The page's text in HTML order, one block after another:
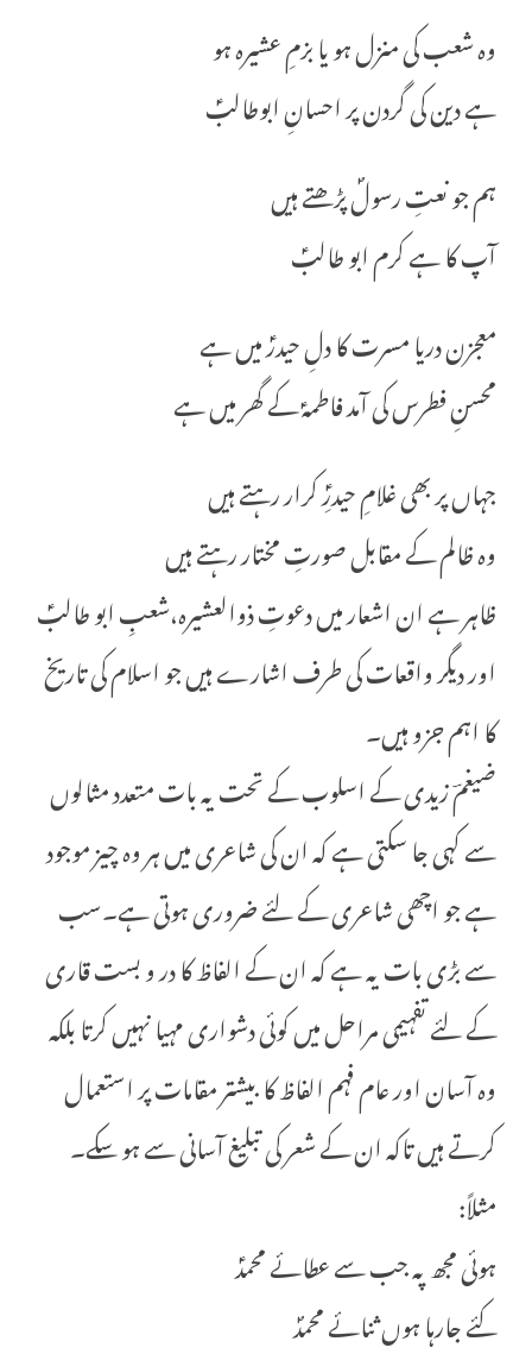
وہ شعب کی منزل ہو یا بزمِ عشیرہ ہو
ہے دین کی گردن پر احسانِ ابوطالبؑ
ہم جو نعتِ رسولؐ پڑھتے ہیں
آپ کا ہے کرم ابو طالبؑ
معجزن دریا مسرت کا دلِ حیدرؑ میں ہے
محسنِ فطرس کی آمد فاطمہؑ کے گھر میں ہے
جہاں پر بھی غلامِ حیدرِؑ کرار رہتے ہیں
وہ ظالم کے مقابل صورتِ مختار رہتے ہیں
ظاہر ہے ان اشعار میں دعوتِ ذوالعشیرہ،شعبِ ابو طالبؑ
اور دیگر واقعات کی طرف اشارے ہیں جو اسلام کی تاریخ
کا اہم جزو ہیں۔
ضیغمؔ زیدی کے اسلوب کے تحت یہ بات متعدد مثالوں
سے کہی جا سکتی ہے کہ ان کی شاعری میں ہر وہ چیز موجود
ہے جو اچھی شاعری کے لئے ضروری ہوتی ہے۔سب
سے بڑی بات یہ ہے کہ ان کے الفاظ کا در و بست قاری
کے لئے تفہیمی مراحل میں کوئی دشواری مہیا نہیں کرتا بلکہ
وہ آسان اور عام فہم الفاظ کا بیشتر مقامات پر استعمال
کرتے ہیں تاکہ ان کے شعر کی تبلیغ آسانی سے ہو سکے۔
مثلاً:
ہوئی مجھ پہ جب سے عطائے محمدؑ
کئے جارہا ہوں ثنائے محمدؐ